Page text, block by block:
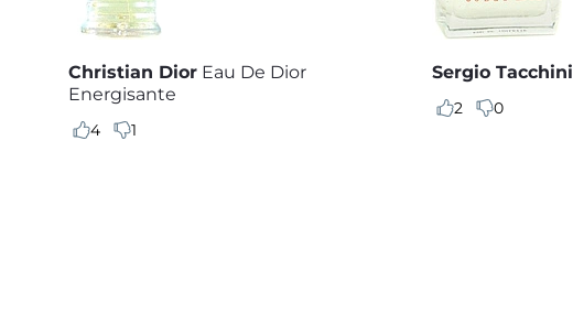
Christian Dior Eau De Dior
Energisante
4 1
Sergio Tacchini
2 0